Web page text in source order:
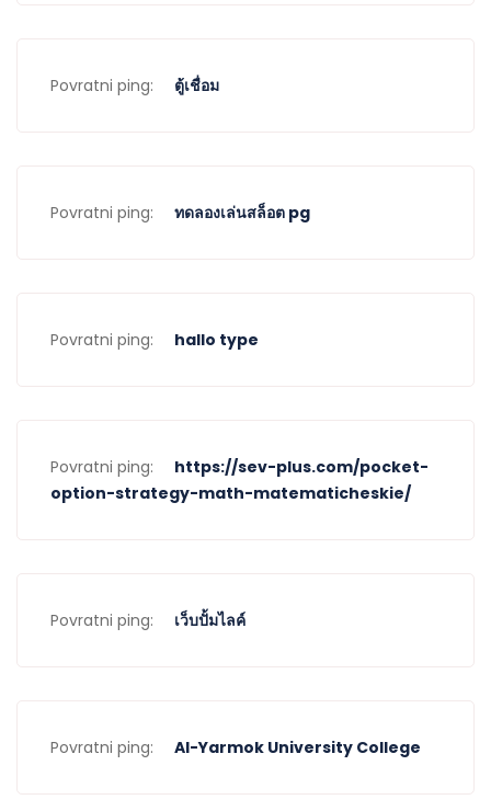
Povratni ping: ตู้เชื่อม
Povratni ping: ทดลองเล่นสล็อต pg
Povratni ping: hallo type
Povratni ping:
https://sev-plus.com/pocket-
option-strategy-math-matematicheskie/
Povratni ping: เว็บปั้มไลค์
Povratni ping: Al-Yarmok University College